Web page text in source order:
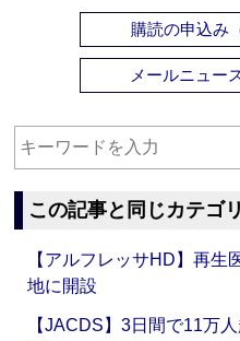
購読の申込み
メールニュー
この記事と同じカテゴ
【アルフレッサHD】再生
地に開設
【JACDS】3日間で11万